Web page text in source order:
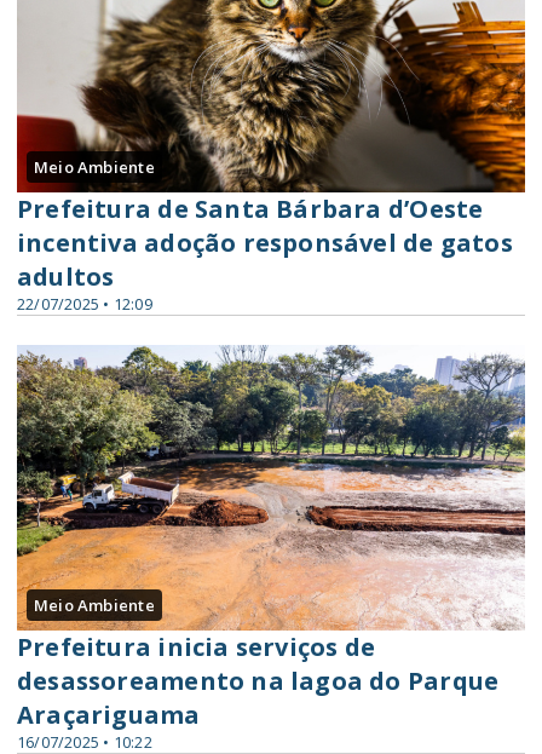
Meio Ambiente
22/07/2025 • 12:09
Prefeitura de Santa Bárbara d’Oeste
incentiva adoção responsável de gatos
adultos
Meio Ambiente
16/07/2025 • 10:22
Prefeitura inicia serviços de
desassoreamento na lagoa do Parque
Araçariguama